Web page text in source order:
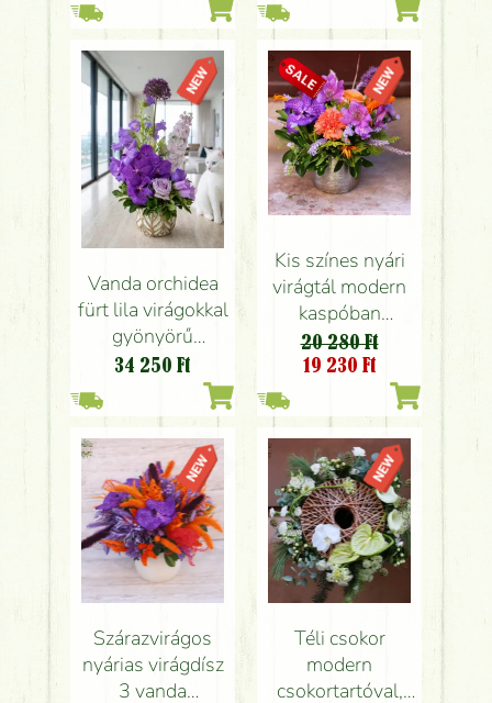
Vanda orchidea
fürt lila virágokkal
gyönyörű
kaspóban
34 250 Ft
Kis színes nyári
virágtál modern
kaspóban
orchideával
20 280 Ft
19 230 Ft
Szárazvirágos
nyárias virágdísz
3 vanda
Téli csokor
modern
csokortartóval,